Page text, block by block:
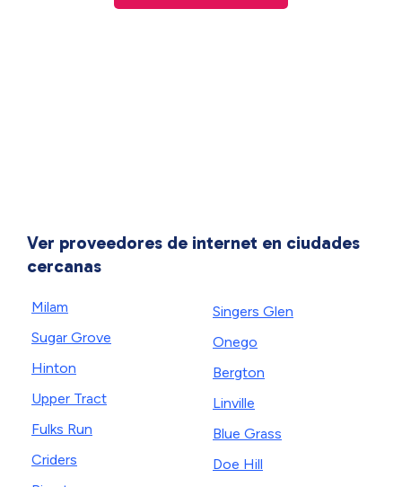
Ver proveedores de internet en ciudades
cercanas
Milam
Sugar Grove
Hinton
Upper Tract
Fulks Run
Criders
Singers Glen
Onego
Bergton
Linville
Blue Grass
Doe Hill